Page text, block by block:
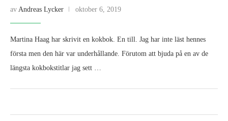
av Andreas Lycker oktober 6, 2019
Martina Haag har skrivit en kokbok. En till. Jag har inte läst hennes
första men den här var underhållande. Förutom att bjuda på en av de
längsta kokbokstitlar jag sett …